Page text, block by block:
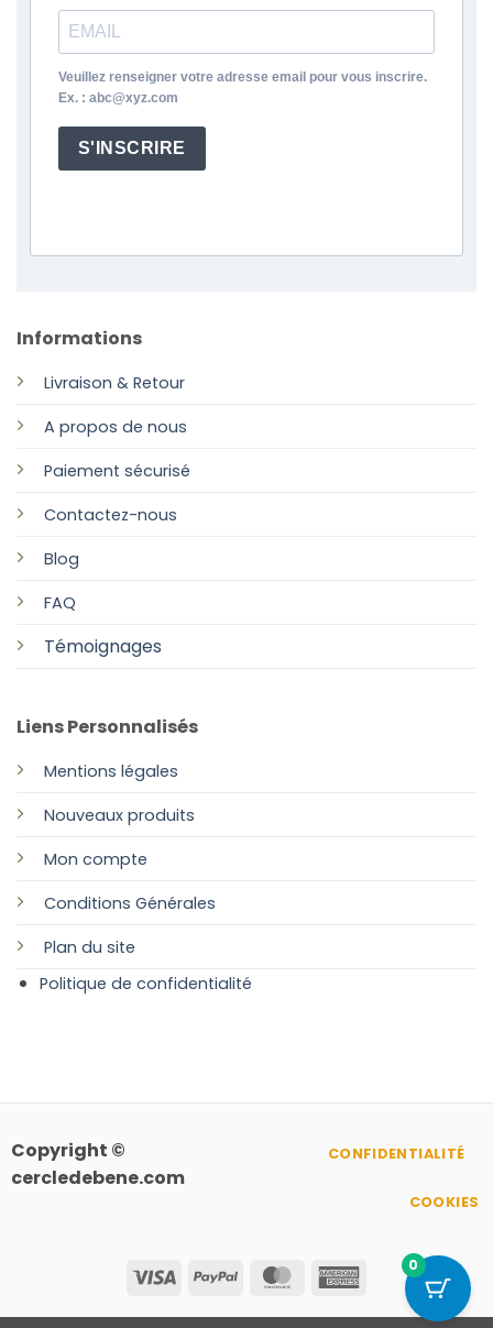
Informations
Livraison & Retour
A propos de nous
Paiement sécurisé
Contactez-nous
Blog
FAQ
Témoignages
Liens Personnalisés
Mentions légales
Nouveaux produits
Mon compte
Conditions Générales
Plan du site
Politique de confidentialité
Veuillez renseigner votre adresse email pour vous inscrire.
Ex. : abc@xyz.com
S'INSCRIRE
Copyright ©
cercledebene.com
Visa PayPal MasterCardAmerican
Express
CONFIDENTIALITÉ
COOKIES
0